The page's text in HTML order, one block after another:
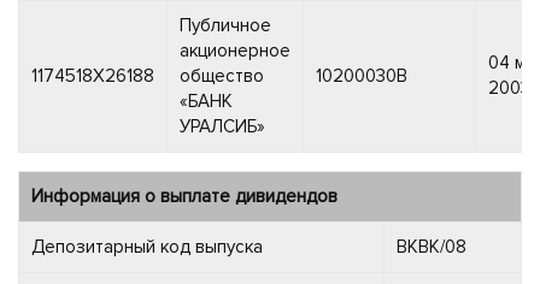
1174518X26188
Публичное
акционерное
общество
«БАНК
УРАЛСИБ»
10200030B
04
2003
Информация о выплате дивидендов
Депозитарный код выпуска BKBK/08